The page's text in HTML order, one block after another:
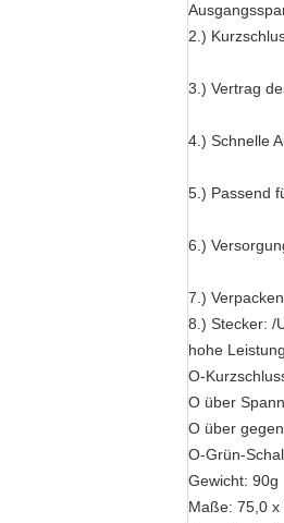
2.)
3.) Vertrag
4.) Schnelle
5.) Passend
6.)
7.)
8.) Stecker: /
hohe
O-
O über
O über
O-Grün-
Gewicht: 90g
Maße: 75,0 x